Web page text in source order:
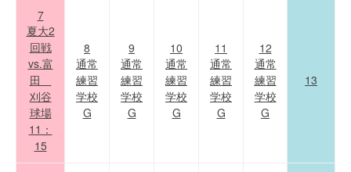
7
夏大2
回戦
vs.富
田
刈谷
球場
11：
15
8
通常
練習
学校
G
9
通常
練習
学校
G
10
通常
練習
学校
G
11
通常
練習
学校
G
12
通常
練習
学校
G
13